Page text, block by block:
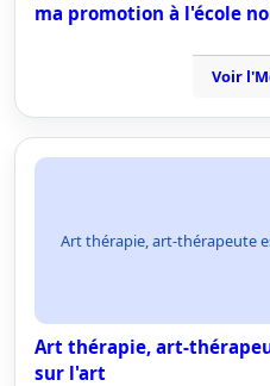
ma promotion à l'école
Voir
Art thérapie, art-thérapeute
Art thérapie, art-
sur l'art